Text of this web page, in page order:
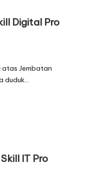
Digital Pro
atas Jembatan
duduk…
IT Pro